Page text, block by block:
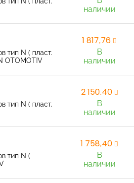
наличии
тип N ( пласт.
OTOMOTIV
1 817,76
В
наличии
тип N ( пласт.
2 150,40
В
наличии
тип N (
1 758,40
В
наличии